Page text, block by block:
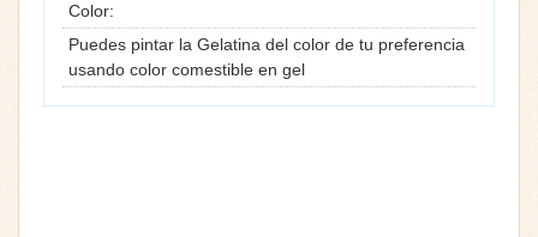
Color:
Puedes pintar la Gelatina del color de tu preferencia
usando color comestible en gel